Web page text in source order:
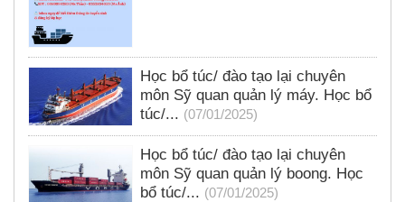
Học bổ túc/ đào tạo lại chuyên
môn Sỹ quan quản lý máy. Học bổ
túc/... (07/01/2025)
Học bổ túc/ đào tạo lại chuyên
môn Sỹ quan quản lý boong. Học
bổ túc/... (07/01/2025)